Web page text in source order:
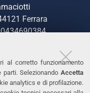
al corretto funzionamento
Selezionando Accetta
analytics e di profilazione.
Ferrara